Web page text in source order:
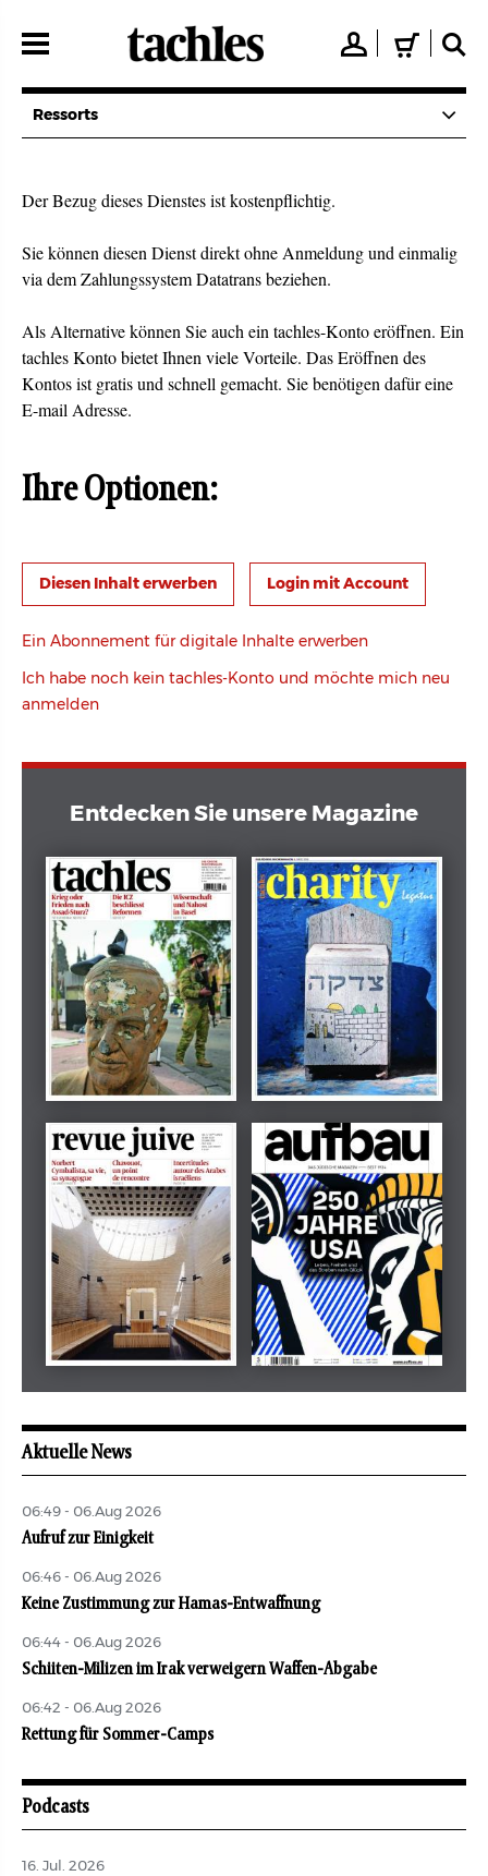
zum
👤 🛒 🔍
Ressorts
Der Bezug dieses Dienstes ist kostenpflichtig.
Sie können diesen Dienst direkt ohne Anmeldung und einmalig
via dem Zahlungssystem Datatrans beziehen.
Als Alternative können Sie auch ein tachles-Konto eröffnen. Ein
tachles Konto bietet Ihnen viele Vorteile. Das Eröffnen des
Kontos ist gratis und schnell gemacht. Sie benötigen dafür eine
E-mail Adresse.
Ihre Optionen:
Login mit Account
Ein Abonnement für digitale Inhalte erwerben
Ich habe noch kein tachles-Konto und möchte mich neu
anmelden
Entdecken Sie unsere Magazine
Dezember 2024
tachles
März 2026
Beilage
revue juive aufbau
Aktuelle News
06:49 - 06.Aug 2026
Aufruf zur Einigkeit
06:46 - 06.Aug 2026
Keine Zustimmung zur Hamas-Entwaffnung
06:44 - 06.Aug 2026
Schiiten-Milizen im Irak verweigern Waffen-Abgabe
06:42 - 06.Aug 2026
Rettung für Sommer-Camps
Podcasts
16. Jul. 2026